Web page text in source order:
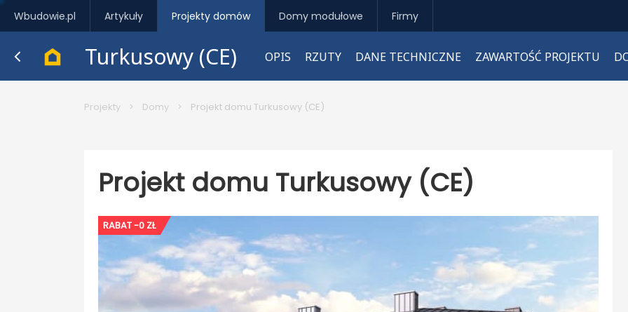
Wbudowie.pl Artykuły Projekty domów Domy modułowe Firmy
Turkusowy (CE) OPIS RZUTY DANE TECHNICZNE ZAWARTOŚĆ PROJEKTU
Projekty > Domy > Projekt domu Turkusowy (CE)
Projekt domu Turkusowy (CE)
RABAT -0 ZŁ